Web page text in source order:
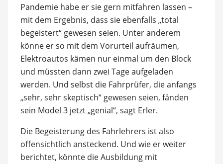
Pandemie habe er sie gern mitfahren lassen –
mit dem Ergebnis, dass sie ebenfalls „total
begeistert“ gewesen seien. Unter anderem
könne er so mit dem Vorurteil aufräumen,
Elektroautos kämen nur einmal um den Block
und müssten dann zwei Tage aufgeladen
werden. Und selbst die Fahrprüfer, die anfangs
„sehr, sehr skeptisch“ gewesen seien, fänden
sein Model 3 jetzt „genial“, sagt Erler.
Die Begeisterung des Fahrlehrers ist also
offensichtlich ansteckend. Und wie er weiter
berichtet, könnte die Ausbildung mit